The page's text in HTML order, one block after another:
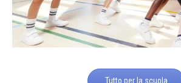
Tutto per la scuola